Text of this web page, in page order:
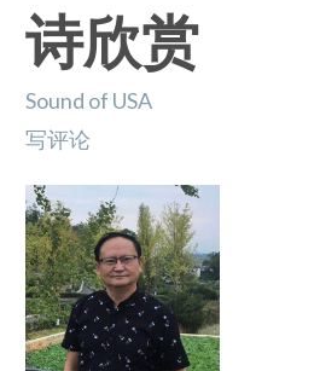
诗欣赏
Sound of USA
写评论